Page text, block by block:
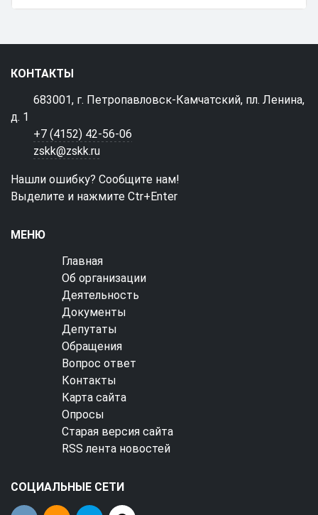
КОНТАКТЫ
683001, г. Петропавловск-Камчатский, пл. Ленина,
д. 1
+7 (4152) 42-56-06
zskk@zskk.ru
Нашли ошибку? Сообщите нам!
Выделите и нажмите Ctr+Enter
МЕНЮ
Главная
Об организации
Деятельность
Документы
Депутаты
Обращения
Вопрос ответ
Контакты
Карта сайта
Опросы
Старая версия сайта
RSS лента новостей
СОЦИАЛЬНЫЕ СЕТИ